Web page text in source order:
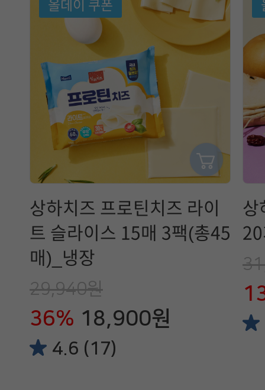
올데이 쿠폰
상하치즈 프로틴치즈 라이
트 슬라이스 15매 3팩(총45
매)_냉장
29,940원
36% 18,900원
4.6 (17)
상